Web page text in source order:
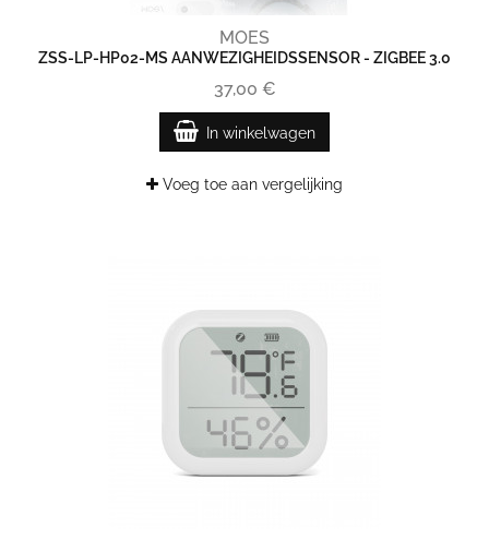
MOES
ZSS-LP-HP02-MS AANWEZIGHEIDSSENSOR - ZIGBEE 3.0
37,00 €
In winkelwagen
Voeg toe aan vergelijking